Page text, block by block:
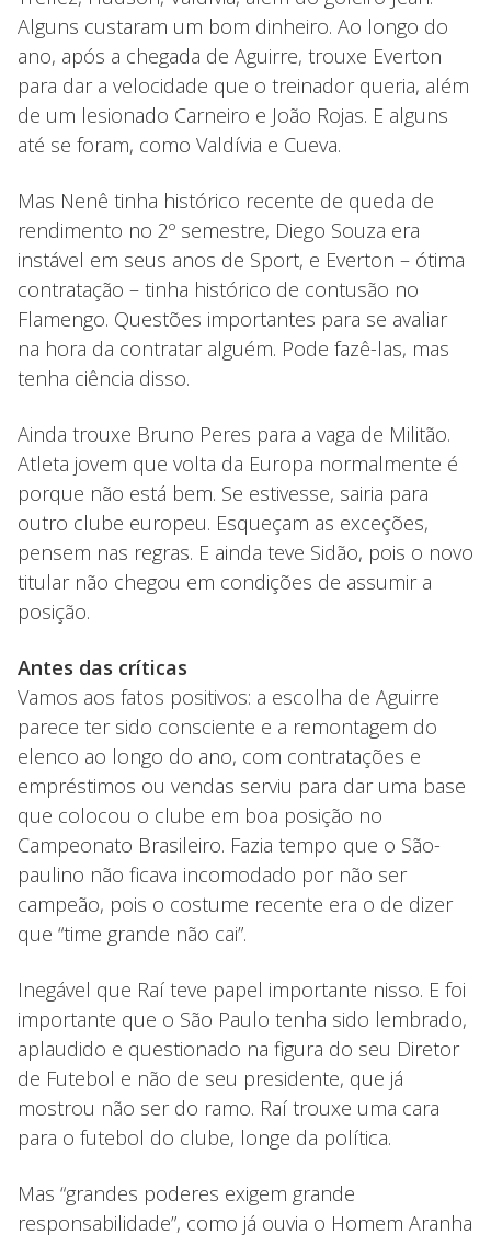
Alguns custaram um bom dinheiro. Ao longo do
ano, após a chegada de Aguirre, trouxe Everton
para dar a velocidade que o treinador queria, além
de um lesionado Carneiro e João Rojas. E alguns
até se foram, como Valdívia e Cueva.
Mas Nenê tinha histórico recente de queda de
rendimento no 2º semestre, Diego Souza era
instável em seus anos de Sport, e Everton – ótima
contratação – tinha histórico de contusão no
Flamengo. Questões importantes para se avaliar
na hora da contratar alguém. Pode fazê-las, mas
tenha ciência disso.
Ainda trouxe Bruno Peres para a vaga de Militão.
Atleta jovem que volta da Europa normalmente é
porque não está bem. Se estivesse, sairia para
outro clube europeu. Esqueçam as exceções,
pensem nas regras. E ainda teve Sidão, pois o novo
titular não chegou em condições de assumir a
posição.
Antes das críticas
Vamos aos fatos positivos: a escolha de Aguirre
parece ter sido consciente e a remontagem do
elenco ao longo do ano, com contratações e
empréstimos ou vendas serviu para dar uma base
que colocou o clube em boa posição no
Campeonato Brasileiro. Fazia tempo que o São-
paulino não ficava incomodado por não ser
campeão, pois o costume recente era o de dizer
que “time grande não cai”.
Inegável que Raí teve papel importante nisso. E foi
importante que o São Paulo tenha sido lembrado,
aplaudido e questionado na figura do seu Diretor
de Futebol e não de seu presidente, que já
mostrou não ser do ramo. Raí trouxe uma cara
para o futebol do clube, longe da política.
Mas “grandes poderes exigem grande
responsabilidade”, como já ouvia o Homem Aranha